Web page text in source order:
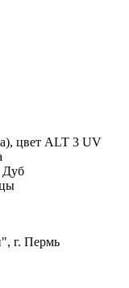
цвет ALT 3 UV
Дуб
г. Пермь